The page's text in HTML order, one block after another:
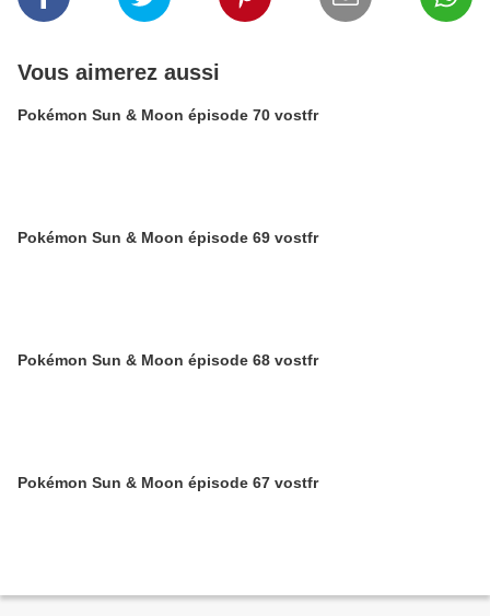
Vous aimerez aussi
Pokémon Sun & Moon épisode 70 vostfr
Pokémon Sun & Moon épisode 69 vostfr
Pokémon Sun & Moon épisode 68 vostfr
Pokémon Sun & Moon épisode 67 vostfr